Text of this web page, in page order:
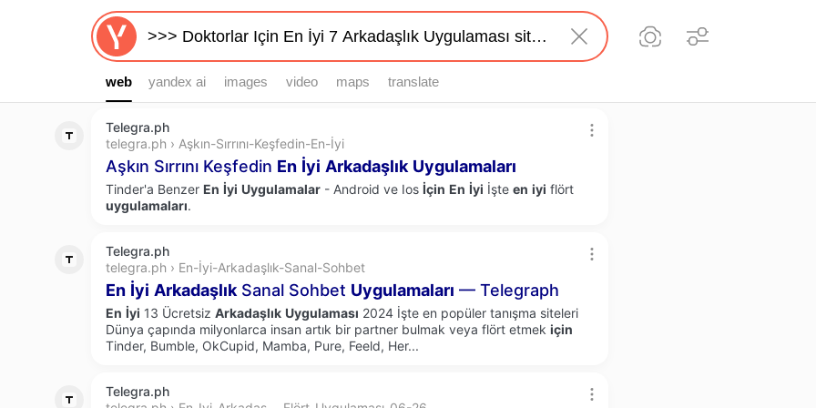
web
web yandex ai images video maps translate
Telegra.ph
telegra.ph › Aşkın-Sırrını-Keşfedin-En-İyi
Aşkın Sırrını Keşfedin En İyi Arkadaşlık Uygulamaları
Tinder'a Benzer En İyi Uygulamalar - Android ve Ios İçin En İyi İşte en iyi flört
uygulamaları.
Telegra.ph
telegra.ph › En-İyi-Arkadaşlık-Sanal-Sohbet
En İyi Arkadaşlık Sanal Sohbet Uygulamaları — Telegraph
En İyi 13 Ücretsiz Arkadaşlık Uygulaması 2024 İşte en popüler tanışma siteleri
Dünya çapında milyonlarca insan artık bir partner bulmak veya flört etmek için
Tinder, Bumble, OkCupid, Mamba, Pure, Feeld, Her...
Telegra.ph